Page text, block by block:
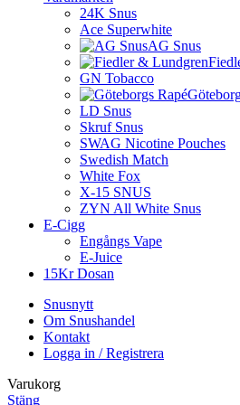
24K Snus
Ace Superwhite
AG Snus
GN Tobacco
LD Snus
Skruf Snus
SWAG Nicotine Pouches
Swedish Match
White Fox
X-15 SNUS
ZYN All White Snus
E-Cigg
Engångs Vape
E-Juice
15Kr Dosan
Snusnytt
Om Snushandel
Kontakt
Logga in / Registrera
Varukorg
Stäng